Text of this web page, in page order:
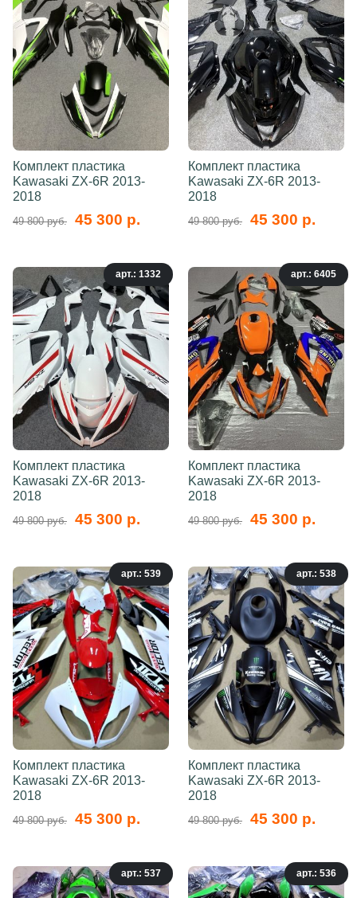
Комплект пластика
Kawasaki ZX-6R 2013-
2018
49 800 руб. 45 300 р.
Комплект пластика
Kawasaki ZX-6R 2013-
2018
49 800 руб. 45 300 р.
арт.: 1332
Комплект пластика
Kawasaki ZX-6R 2013-
2018
49 800 руб. 45 300 р.
арт.: 6405
Комплект пластика
Kawasaki ZX-6R 2013-
2018
49 800 руб. 45 300 р.
арт.: 539
Комплект пластика
Kawasaki ZX-6R 2013-
2018
49 800 руб. 45 300 р.
арт.: 538
Комплект пластика
Kawasaki ZX-6R 2013-
2018
49 800 руб. 45 300 р.
арт.: 537 арт.: 536